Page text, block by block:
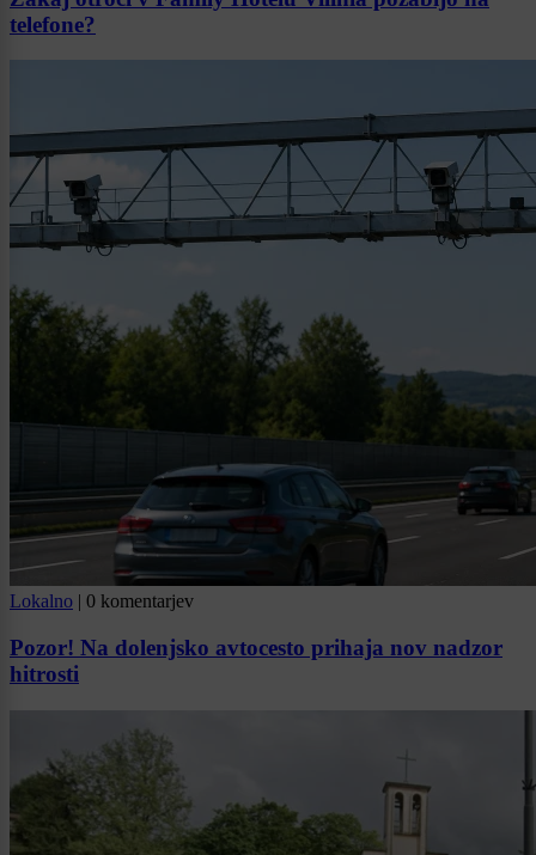
telefone?
Lokalno | 0 komentarjev
Pozor! Na dolenjsko avtocesto prihaja nov nadzor
hitrosti